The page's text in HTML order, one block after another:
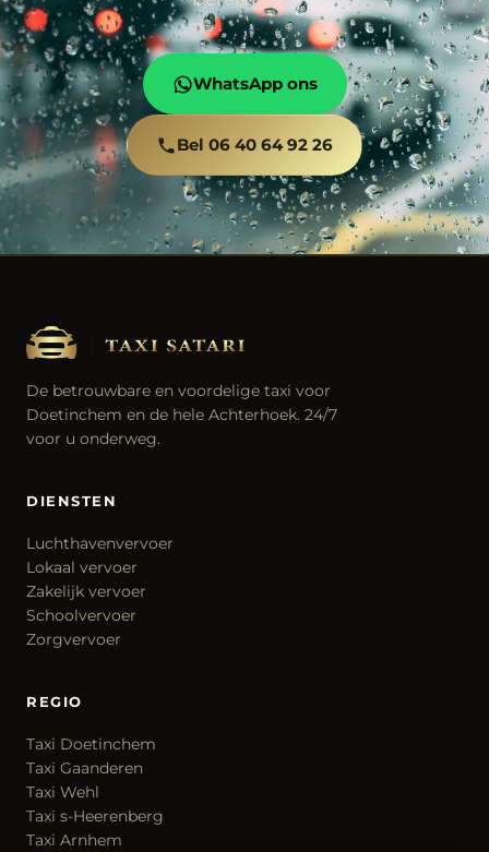
WhatsApp ons
Bel 06 40 64 92 26
De betrouwbare en voordelige taxi voor
Doetinchem en de hele Achterhoek. 24/7
voor u onderweg.
DIENSTEN
Luchthavenvervoer
Lokaal vervoer
Zakelijk vervoer
Schoolvervoer
Zorgvervoer
REGIO
Taxi Doetinchem
Taxi Gaanderen
Taxi Wehl
Taxi s-Heerenberg
Taxi Arnhem